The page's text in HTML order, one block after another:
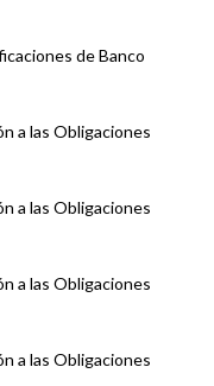
de Banco
a las Obligaciones
a las Obligaciones
a las Obligaciones
a las Obligaciones